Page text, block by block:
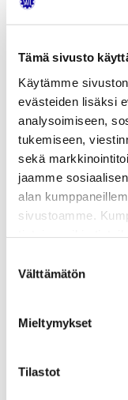
Tämä sivusto
Käytämme
evästeiden lisäksi
analysoimiseen,
tukemiseen,
sekä
jaamme
alan
sivustoamme.
valinta
Välttämätön
Mieltymykset
Tilastot
HATY järjestää
Ruippo ja Risto